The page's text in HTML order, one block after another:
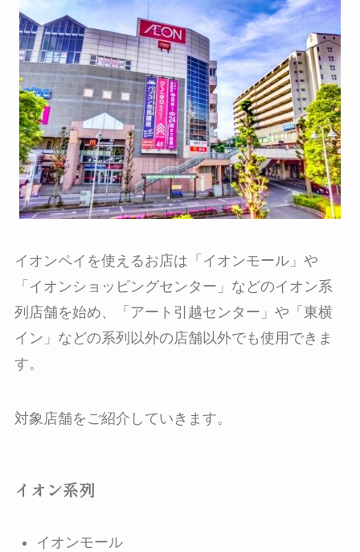
イオンペイを使えるお店は「イオンモール」や
「イオンショッピングセンター」などのイオン系
列店舗を始め、「アート引越センター」や「東横
イン」などの系列以外の店舗以外でも使用できま
す。
対象店舗をご紹介していきます。
イオン系列
イオンモール